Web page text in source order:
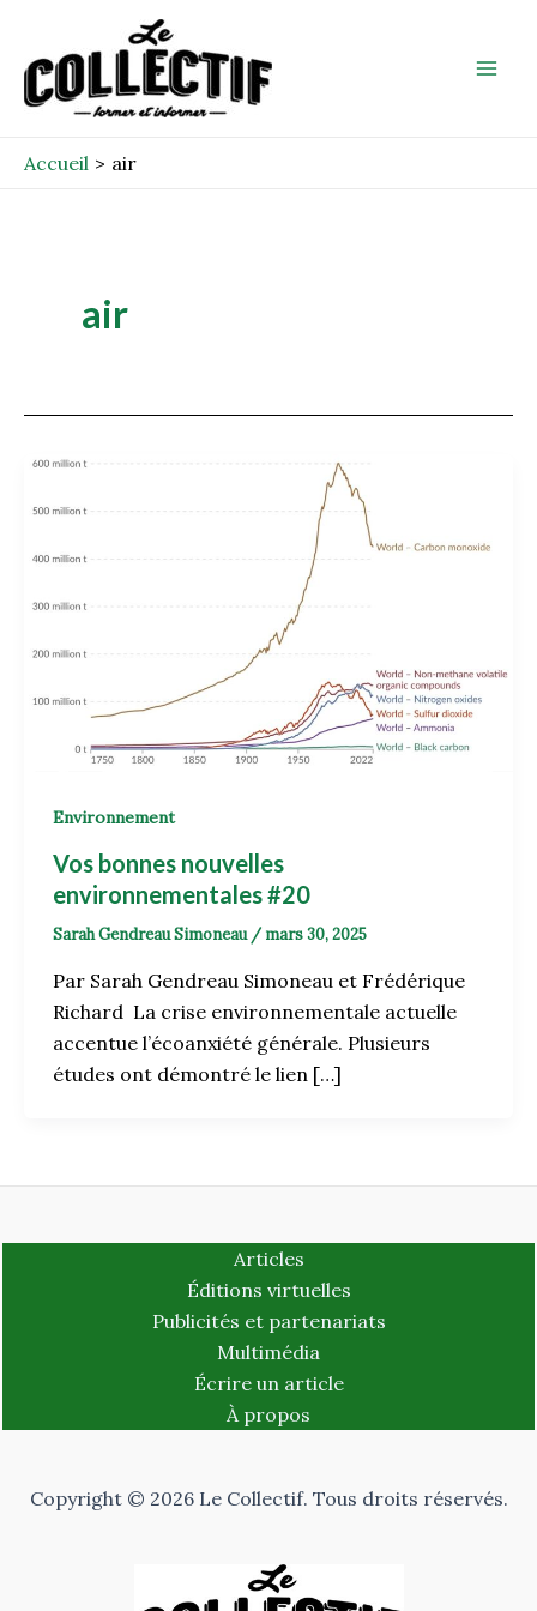
contenu
Accueil air
air
Environnement
Vos bonnes nouvelles
environnementales #20
Sarah Gendreau Simoneau / mars 30, 2025
Par Sarah Gendreau Simoneau et Frédérique
Richard La crise environnementale actuelle
accentue l’écoanxiété générale. Plusieurs
études ont démontré le lien […]
Articles
Éditions virtuelles
Publicités et partenariats
Multimédia
Écrire un article
À propos
Copyright © 2026 Le Collectif. Tous droits réservés.